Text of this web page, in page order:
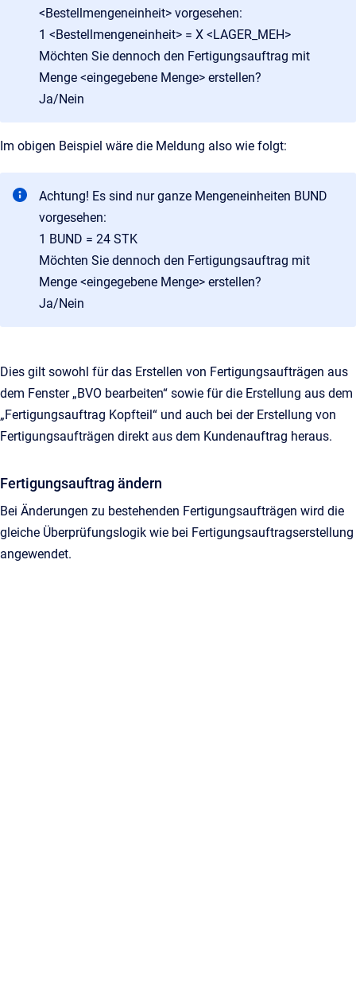
<Bestellmengeneinheit> vorgesehen:
1 <Bestellmengeneinheit> = X <LAGER_MEH>
Möchten Sie dennoch den Fertigungsauftrag mit
Menge <eingegebene Menge> erstellen?
Ja/Nein
Im obigen Beispiel wäre die Meldung also wie folgt:
Achtung! Es sind nur ganze Mengeneinheiten BUND
vorgesehen:
1 BUND = 24 STK
Möchten Sie dennoch den Fertigungsauftrag mit
Menge <eingegebene Menge> erstellen?
Ja/Nein
Dies gilt sowohl für das Erstellen von Fertigungsaufträgen aus
dem Fenster „BVO bearbeiten“ sowie für die Erstellung aus dem
„Fertigungsauftrag Kopfteil“ und auch bei der Erstellung von
Fertigungsaufträgen direkt aus dem Kundenauftrag heraus.
Fertigungsauftrag ändern
Bei Änderungen zu bestehenden Fertigungsaufträgen wird die
gleiche Überprüfungslogik wie bei Fertigungsauftragserstellung
angewendet.